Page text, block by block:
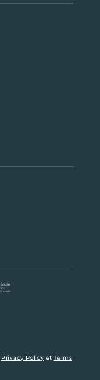
Privacy Policyet Terms